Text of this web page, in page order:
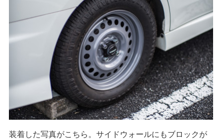
装着した写真がこちら。サイドウォールにもブロックが